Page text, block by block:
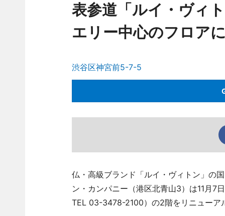
表参道「ルイ・ヴィ
エリー中心のフロア
渋谷区神宮前5-7-5
仏・高級ブランド「ルイ・ヴィトン」の
ン・カンパニー（港区北青山3）は11月7
TEL 03-3478-2100）の2階をリニューア